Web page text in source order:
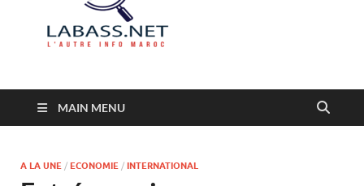
MAIN MENU
A LA UNE / ECONOMIE / INTERNATIONAL